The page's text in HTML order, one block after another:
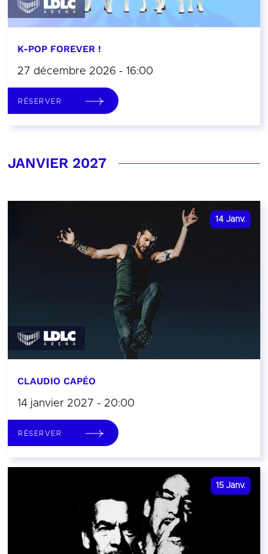
K-POP FOREVER !
27 décembre 2026 - 16:00
RÉSERVER
JANVIER 2027
14 Janv.
CLAUDIO CAPÉO
14 janvier 2027 - 20:00
RÉSERVER
15 Janv.